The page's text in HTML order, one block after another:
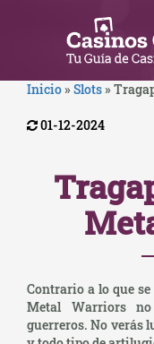
Inicio» Slots»
01-12-2024
Contrario a lo que
Metal Warriors
guerreros. No verás